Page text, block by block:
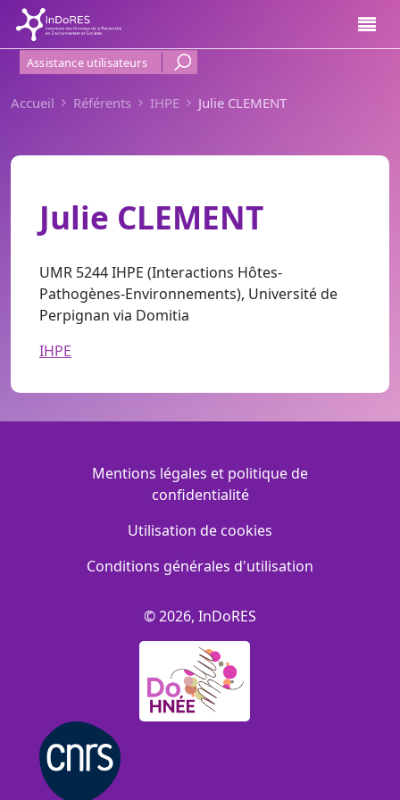
Aller au contenu principal
Menu Haut de page
Assistance utilisateurs
Accueil Référents IHPE Julie CLEMENT
Julie CLEMENT
UMR 5244 IHPE (Interactions Hôtes-
Pathogènes-Environnements), Université de
Perpignan via Domitia
IHPE
Menu Footer
Mentions légales et politique de
confidentialité
Utilisation de cookies
Conditions générales d'utilisation
© 2026, InDoRES